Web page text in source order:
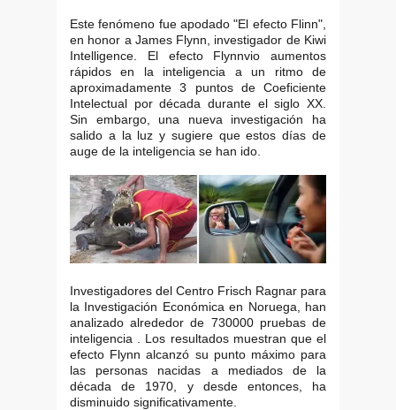
Este fenómeno fue apodado "El efecto Flinn",
en honor a James Flynn, investigador de Kiwi
Intelligence. El efecto Flynnvio aumentos
rápidos en la inteligencia a un ritmo de
aproximadamente 3 puntos de Coeficiente
Intelectual por década durante el siglo XX.
Sin embargo, una nueva investigación ha
salido a la luz y sugiere que estos días de
auge de la inteligencia se han ido.
Investigadores del Centro Frisch Ragnar para
la Investigación Económica en Noruega, han
analizado alrededor de 730000 pruebas de
inteligencia . Los resultados muestran que el
efecto Flynn alcanzó su punto máximo para
las personas nacidas a mediados de la
década de 1970, y desde entonces, ha
disminuido significativamente.